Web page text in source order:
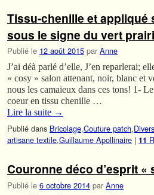
Tissu-chenille et appliqué
sous le signe du vert
Publié le 12 août 2015 par Anne
J’ai déà parlé d’elle, J’en reparlerai;
« cosy » salon attenant, noir, blanc et
nous les camaïeux dans ces tons! 1-
coeur en tissu chenille …
Lire la suite →
Publié dans Bricolage,Couture patch,Divers
artisane textile,Guillaume Apollinaire | 11
Couronne déco d’esprit «
Publié le 6 octobre 2014 par Anne